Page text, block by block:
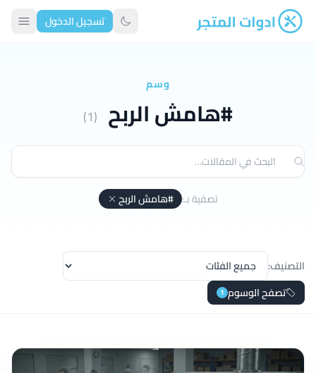
ادوات المتجر تبديل الوضع الداكن
تسجيل الدخول
وسم
#هامش الربح (1)
تصفية بـ: #هامش الربح
التصنيف:
تصفح الوسوم 1